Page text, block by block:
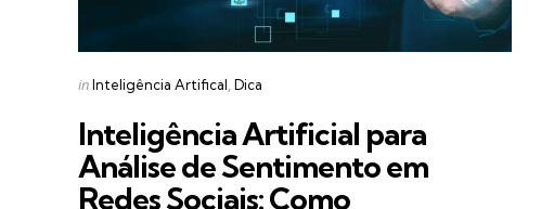
Categories
Posted
inInteligência Artifical Dica
Inteligência Artificial para
Análise de Sentimento em
Redes Sociais: Como